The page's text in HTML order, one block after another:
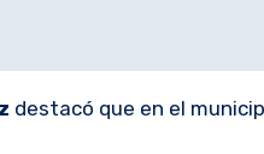
destacó que en el